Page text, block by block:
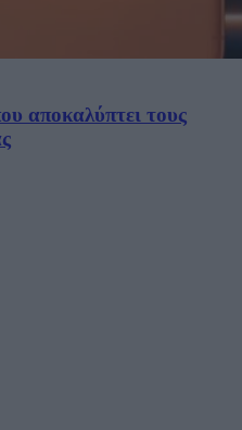
αποκαλύπτει τους